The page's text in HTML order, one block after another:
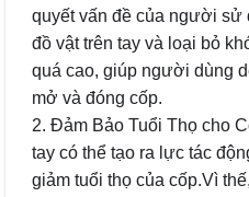
quyết vấn đề của người sử
đồ vật trên tay và loại bỏ
quá cao, giúp người dùng
mở và đóng cốp.
2. Đảm Bảo Tuổi Thọ cho
tay có thể tạo ra lực tác
giảm tuổi thọ của cốp.Vì